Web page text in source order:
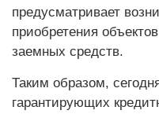
предусматривает
приобретения
заемных средств.
Таким образом,
гарантирующих